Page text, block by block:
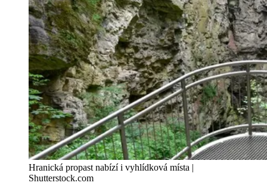
Hranická propast nabízí i vyhlídková místa |
Shutterstock.com